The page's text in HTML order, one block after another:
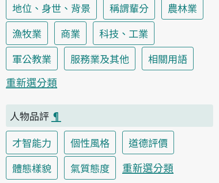
地位、身世、背景
稱謂輩分
農林業
漁牧業
商業
科技、工業
軍公教業
服務業及其他
相關用語
重新選分類
人物品評 ¶
才智能力
個性風格
道德評價
體態樣貌
氣質態度 重新選分類